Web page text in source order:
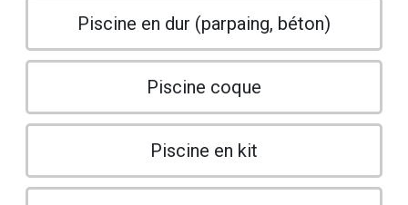
Piscine en dur (parpaing, béton)
Piscine coque
Piscine en kit